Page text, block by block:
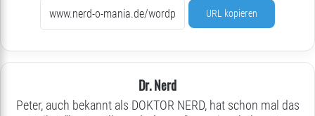
URL kopieren
Dr. Nerd
Peter, auch bekannt als DOKTOR NERD, hat schon mal das